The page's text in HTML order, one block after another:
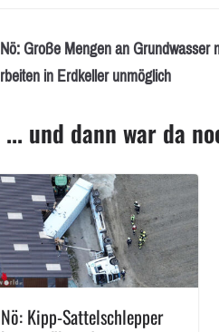
Nö: Große Mengen an Grundwasser
rbeiten in Erdkeller unmöglich
... und dann war da
Nö: Kipp-Sattelschlepper